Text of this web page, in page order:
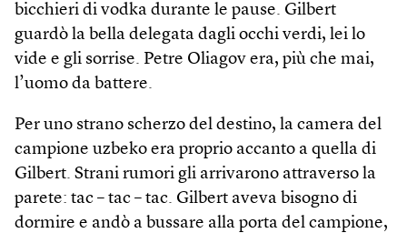
bicchieri di vodka durante le pause. Gilbert
guardò la bella delegata dagli occhi verdi, lei lo
vide e gli sorrise. Petre Oliagov era, più che mai,
l’uomo da battere.
Per uno strano scherzo del destino, la camera del
campione uzbeko era proprio accanto a quella di
Gilbert. Strani rumori gli arrivarono attraverso la
parete: tac – tac – tac. Gilbert aveva bisogno di
dormire e andò a bussare alla porta del campione,